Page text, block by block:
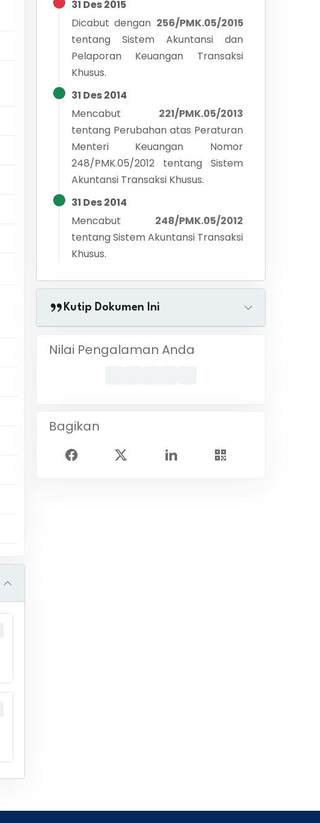
31 Des 2015
Dicabut dengan 256/PMK.05/2015
tentang Sistem Akuntansi dan
Pelaporan Keuangan Transaksi
Khusus.
31 Des 2014
Mencabut
221/PMK.05/2013
tentang Perubahan atas Peraturan
Menteri Keuangan Nomor
248/PMK.05/2012 tentang Sistem
Akuntansi Transaksi Khusus.
31 Des 2014
Mencabut
248/PMK.05/2012
tentangSistem Akuntansi Transaksi
Khusus.
Kutip Dokumen Ini
Nilai Pengalaman Anda
Bagikan